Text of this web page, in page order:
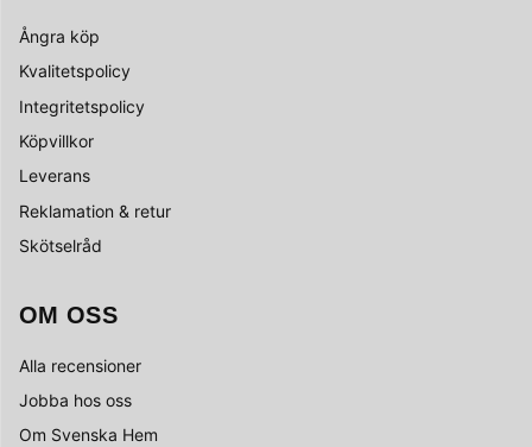
Ångra köp
Kvalitetspolicy
Integritetspolicy
Köpvillkor
Leverans
Reklamation & retur
Skötselråd
OM OSS
Alla recensioner
Jobba hos oss
Om Svenska Hem